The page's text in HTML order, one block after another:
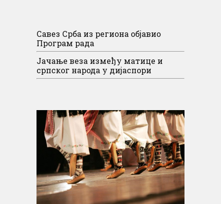
Савез Срба из региона објавио
Програм рада
Јачање веза између матице и
српског народа у дијаспори